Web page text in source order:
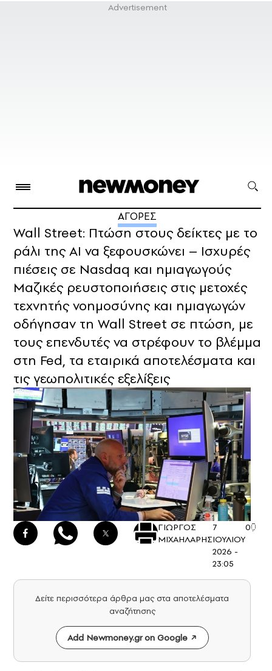
ΑΓΟΡΕΣ
Wall Street: Πτώση στους δείκτες με το
ράλι της AI να ξεφουσκώνει – Ισχυρές
πιέσεις σε Nasdaq και ημιαγωγούς
Μαζικές ρευστοποιήσεις στις μετοχές
τεχνητής νοημοσύνης και ημιαγωγών
οδήγησαν τη Wall Street σε πτώση, με
τους επενδυτές να στρέφουν το βλέμμα
στη Fed, τα εταιρικά αποτελέσματα και
τις γεωπολιτικές εξελίξεις
ΓΙΩΡΓΟΣ
ΜΙΧΑΗΛΑΡΗΣ
7
ΙΟΥΛΙΟΥ
2026 -
23:05
0
Δείτε περισσότερα άρθρα μας στα αποτελέσματα
αναζήτησης
Add Newmoney.gr on Google